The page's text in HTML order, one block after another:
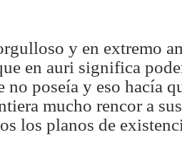
y en extremo
en auri significa
no poseía y eso hacía
mucho rencor a
los planos de